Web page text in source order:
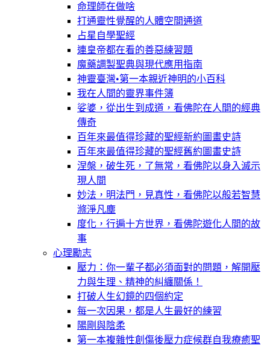
命理師在做啥
打通靈性覺醒的人體空間通道
占星自學聖經
連皇帝都在看的善惡練習題
魔藥調製聖典與現代應用指南
神靈臺灣•第一本親近神明的小百科
我在人間的靈界事件簿
娑婆，從出生到成道，看佛陀在人間的經典
傳奇
百年來最值得珍藏的聖經新約圖畫史詩
百年來最值得珍藏的聖經舊約圖畫史詩
涅槃，破生死，了無常，看佛陀以身入滅示
現人間
妙法，明法門，見真性，看佛陀以般若智慧
滌淨凡塵
度化，行遍十方世界，看佛陀遊化人間的故
事
心理勵志
壓力：你一輩子都必須面對的問題，解開壓
力與生理、精神的糾纏關係！
打破人生幻鏡的四個約定
每一次因果，都是人生最好的練習
陽剛與陰柔
第一本複雜性創傷後壓力症候群自我療癒聖